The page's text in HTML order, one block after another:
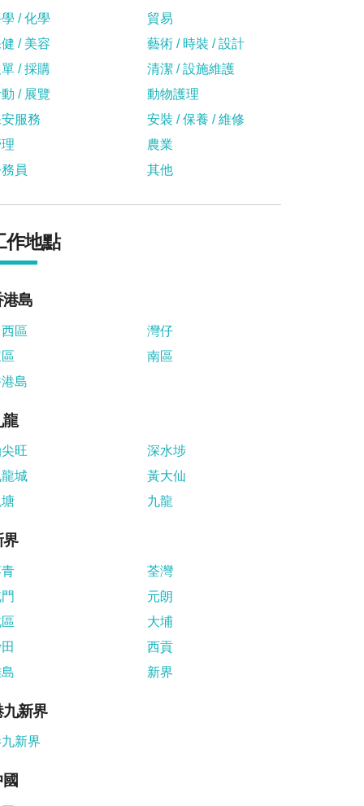
/ 化學
貿易
/ 美容
藝術 / 時裝 / 設計
/ 採購
清潔 / 設施維護
/ 展覽
動物護理
服務
安裝 / 保養 / 維修
農業
員
其他
作地點
港島
區
灣仔
南區
島
龍
旺
深水埗
城
黃大仙
九龍
界
荃灣
元朗
大埔
西貢
新界
九新界
新界